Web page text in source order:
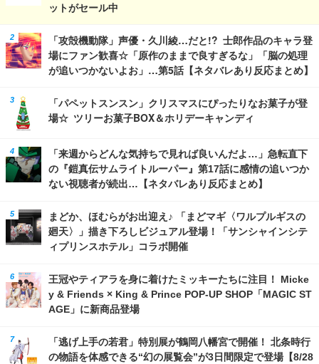
ットがセール中
「攻殻機動隊」声優・久川綾…だと!? 士郎作品のキャラ登
場にファン歓喜☆「原作のままで良すぎるな」「脳の処理
が追いつかないよお」…第5話【ネタバレあり反応まとめ】
「パペットスンスン」クリスマスにぴったりなお菓子が登
場☆ ツリーお菓子BOX＆ホリデーキャンディ
「来週からどんな気持ちで見れば良いんだよ…」急転直下
の『鎧真伝サムライトルーパー』第17話に感情の追いつか
ない視聴者が続出…【ネタバレあり反応まとめ】
まどか、ほむらがお出迎え♪ 「まどマギ〈ワルプルギスの
廻天〉」描き下ろしビジュアル登場！「サンシャインシテ
ィプリンスホテル」コラボ開催
王冠やティアラを身に着けたミッキーたちに注目！ Micke
y & Friends × King & Prince POP-UP SHOP「MAGIC ST
AGE」に新商品登場
「逃げ上手の若君」特別展が鶴岡八幡宮で開催！ 北条時行
の物語を体感できる“幻の展覧会”が3日間限定で登場【8/28